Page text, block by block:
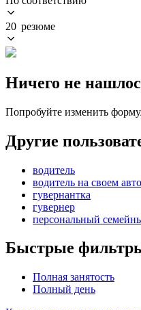
20 резюме
Ничего не
Попробуйте изменить
Другие
водитель
водитель на своем
гувернантка
гувернер
персональный
Быстрые
Полная занятость
Полный день